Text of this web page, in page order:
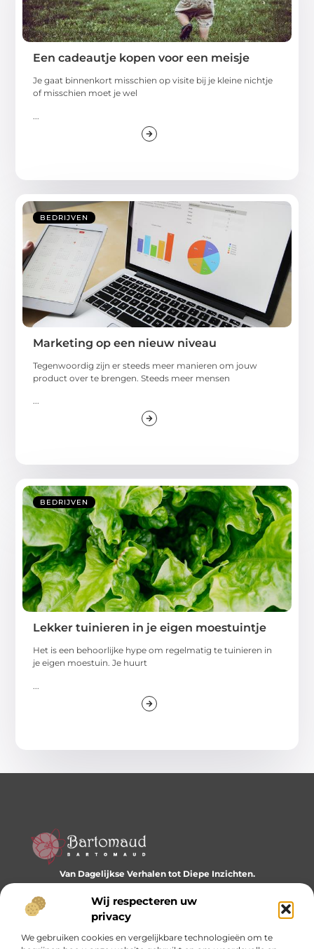
Wij respecteren uw
privacy
We gebruiken cookies en vergelijkbare technologieën om te
Een cadeautje kopen voor een meisje
Je gaat binnenkort misschien op visite bij je kleine nichtje
of misschien moet je wel
BEDRIJVEN
Marketing op een nieuw niveau
Tegenwoordig zijn er steeds meer manieren om jouw
product over te brengen. Steeds meer mensen
...
BEDRIJVEN
Lekker tuinieren in je eigen moestuintje
Het is een behoorlijke hype om regelmatig te tuinieren in
je eigen moestuin. Je huurt
Van Dagelijkse Verhalen tot Diepe Inzichten.
Ontdek een wereld vol diverse blogs en artikelen die je
dagelijks inspireren en nieuwe perspectieven bieden.